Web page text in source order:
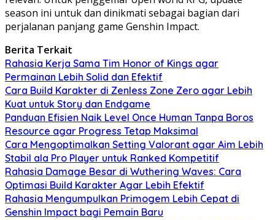
season ini untuk dan dinikmati sebagai bagian dari
perjalanan panjang game Genshin Impact.
Berita Terkait
Rahasia Kerja Sama Tim Honor of Kings agar
Permainan Lebih Solid dan Efektif
Cara Build Karakter di Zenless Zone Zero agar Lebih
Kuat untuk Story dan Endgame
Panduan Efisien Naik Level Once Human Tanpa Boros
Resource agar Progress Tetap Maksimal
Cara Mengoptimalkan Setting Valorant agar Aim Lebih
Stabil ala Pro Player untuk Ranked Kompetitif
Rahasia Damage Besar di Wuthering Waves: Cara
Optimasi Build Karakter Agar Lebih Efektif
Rahasia Mengumpulkan Primogem Lebih Cepat di
Genshin Impact bagi Pemain Baru